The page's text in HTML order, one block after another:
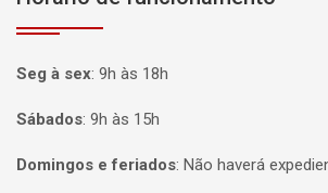
Seg à sex: 9h às 18h
Sábados: 9h às 15h
Domingos e feriados: Não haverá